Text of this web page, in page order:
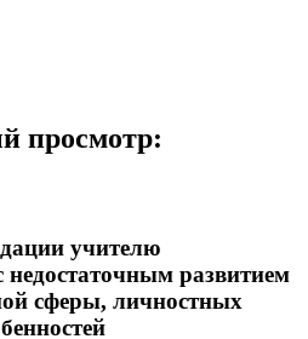
просмотр:
учителю
недостаточным развитием
сферы, личностных